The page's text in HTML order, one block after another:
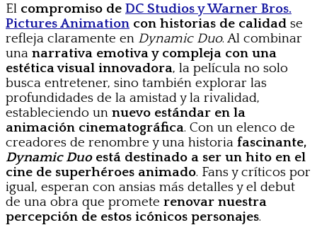
El compromiso de DC Studios y Warner Bros.
Pictures Animation con historias de calidad se
refleja claramente en Dynamic Duo. Al combinar
una narrativa emotiva y compleja con una
estética visual innovadora, la película no solo
busca entretener, sino también explorar las
profundidades de la amistad y la rivalidad,
estableciendo un nuevo estándar en la
animación cinematográfica. Con un elenco de
creadores de renombre y una historia fascinante,
Dynamic Duoestá destinado a ser un hito en el
cine de superhéroes animado. Fans y críticos por
igual, esperan con ansias más detalles y el debut
de una obra que promete renovar nuestra
percepción de estos icónicos personajes.